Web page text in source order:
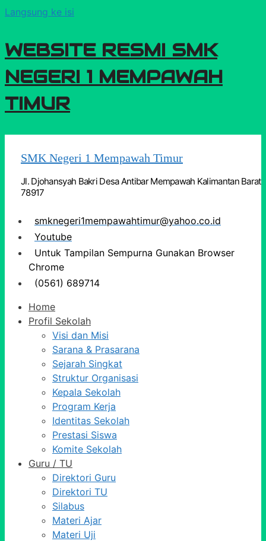
Langsung ke isi
WEBSITE RESMI SMK
NEGERI 1 MEMPAWAH
TIMUR
SMK Negeri 1 Mempawah Timur
Jl. Djohansyah Bakri Desa Antibar Mempawah Kalimantan Barat
78917
smknegeri1mempawahtimur@yahoo.co.id
Youtube
Untuk Tampilan Sempurna Gunakan Browser
Chrome
(0561) 689714
Home
Profil Sekolah
Visi dan Misi
Sarana & Prasarana
Sejarah Singkat
Struktur Organisasi
Kepala Sekolah
Program Kerja
Identitas Sekolah
Prestasi Siswa
Komite Sekolah
Guru / TU
Direktori Guru
Direktori TU
Silabus
Materi Ajar
Materi Uji